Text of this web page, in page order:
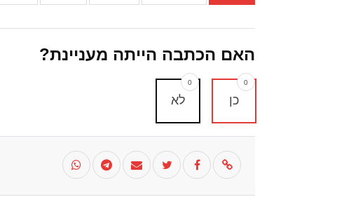
האם הכתבה הייתה מעניינת?
כן
0
לא
0